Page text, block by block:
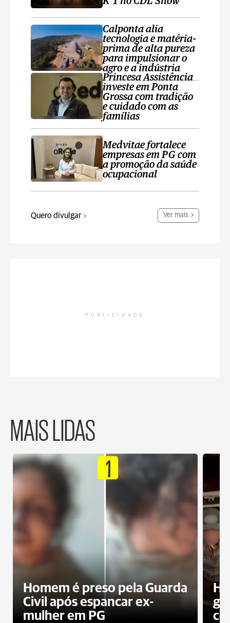
Calponta alia
tecnologia e matéria-
prima de alta pureza
para impulsionar o
agro e a indústria
Princesa Assistência
investe em Ponta
Grossa com tradição
e cuidado com as
famílias
Medvitae fortalece
empresas em PG com
a promoção da saúde
ocupacional
Quero divulgar Ver mais
PUBLICIDADE
MAIS LIDAS
1
Homem é preso pela Guarda
Civil após espancar ex-
mulher em PG